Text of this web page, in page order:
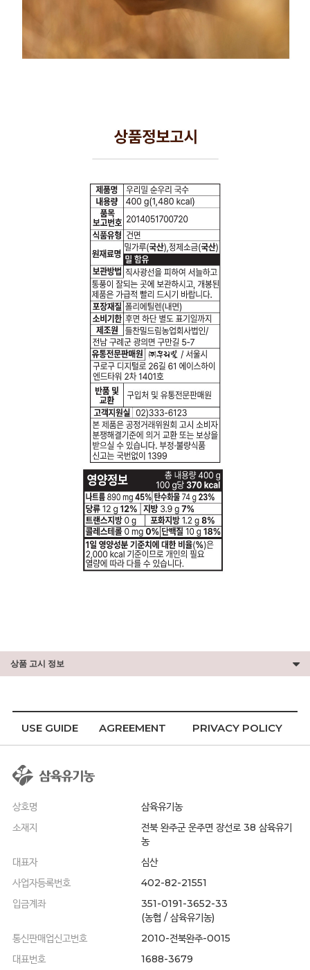
상품 고시 정보
USE GUIDE AGREEMENT PRIVACY POLICY
상호명
삼육유기농
소재지
전북 완주군 운주면 장선로 38 삼육유기
농
대표자
심산
사업자등록번호
402-82-21551
입금계좌
351-0191-3652-33
(농협 / 삼육유기농)
통신판매업신고번호
2010-전북완주-0015
대표번호
1688-3679